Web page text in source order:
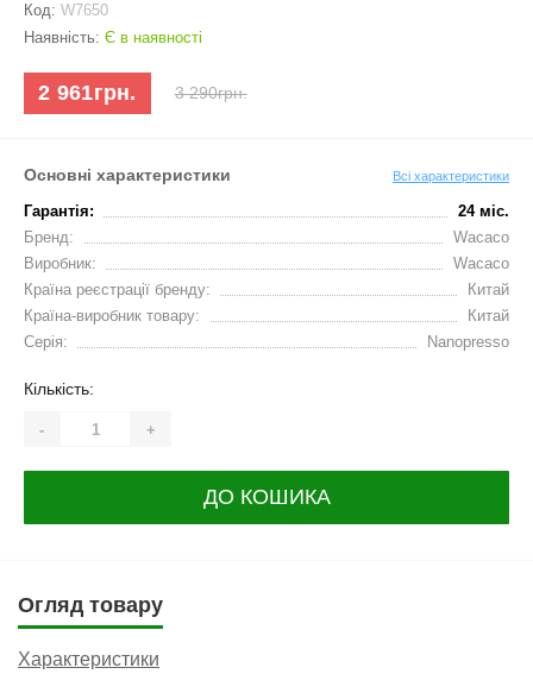
Код: W7650
Наявність: Є в наявності
2 961грн. 3 290грн.
Основні характеристики Всі характеристики
Гарантія:
24 міс.
Бренд:
Wacaco
Виробник:
Wacaco
Країна реєстрації бренду:
Китай
Країна-виробник товару:
Китай
Серія:
Nanopresso
Кількість:
- +
ДО КОШИКА
Огляд товару
Характеристики